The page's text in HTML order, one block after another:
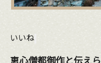
いいね
恵心僧都御作と伝え